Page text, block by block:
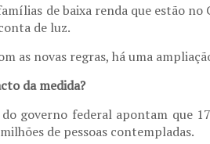
de baixa renda que estão
de luz.
as novas regras, há uma
da medida?
governo federal apontam que
de pessoas contempladas.